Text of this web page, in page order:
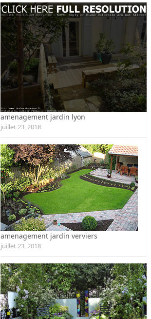
amenagement jardin lyon
juillet 23, 2018
amenagement jardin verviers
juillet 23, 2018